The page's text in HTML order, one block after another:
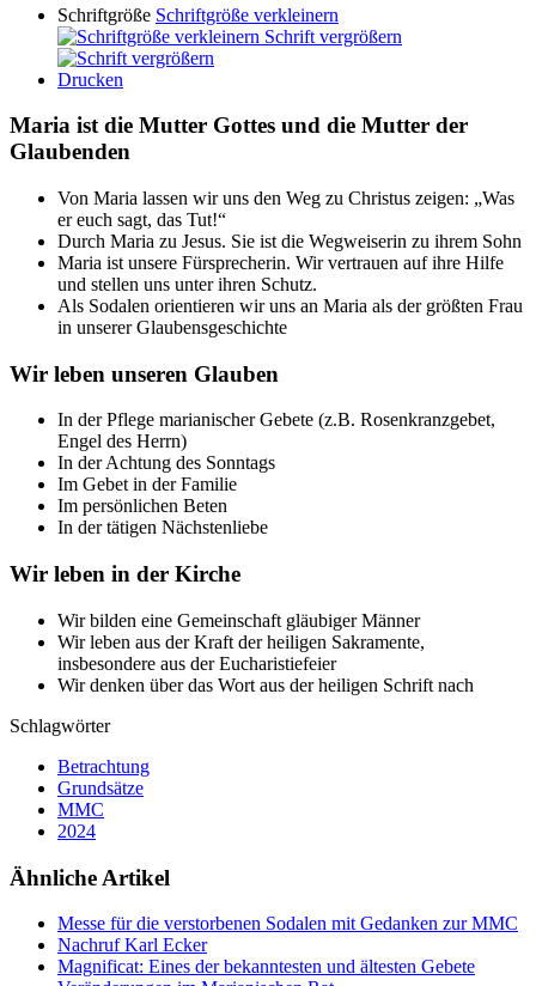
Schriftgröße Schriftgröße verkleinern
Schrift vergrößern
Drucken
Maria ist die Mutter Gottes und die Mutter der
Glaubenden
Von Maria lassen wir uns den Weg zu Christus zeigen: „Was
er euch sagt, das Tut!“
Durch Maria zu Jesus. Sie ist die Wegweiserin zu ihrem Sohn
Maria ist unsere Fürsprecherin. Wir vertrauen auf ihre Hilfe
und stellen uns unter ihren Schutz.
Als Sodalen orientieren wir uns an Maria als der größten Frau
in unserer Glaubensgeschichte
Wir leben unseren Glauben
In der Pflege marianischer Gebete (z.B. Rosenkranzgebet,
Engel des Herrn)
In der Achtung des Sonntags
Im Gebet in der Familie
Im persönlichen Beten
In der tätigen Nächstenliebe
Wir leben in der Kirche
Wir bilden eine Gemeinschaft gläubiger Männer
Wir leben aus der Kraft der heiligen Sakramente,
insbesondere aus der Eucharistiefeier
Wir denken über das Wort aus der heiligen Schrift nach
Schlagwörter
Betrachtung
Grundsätze
MMC
2024
Ähnliche Artikel
Messe für die verstorbenen Sodalen mit Gedanken zur MMC
Nachruf Karl Ecker
Magnificat: Eines der bekanntesten und ältesten Gebete